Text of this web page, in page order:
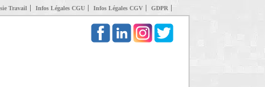
Travail Infos Légales CGU Infos Légales CGV GDPR